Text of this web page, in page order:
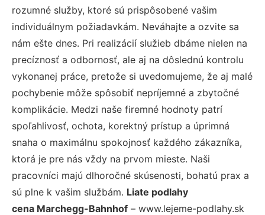
rozumné služby, ktoré sú prispôsobené vašim
individuálnym požiadavkám. Neváhajte a ozvite sa
nám ešte dnes. Pri realizácií služieb dbáme nielen na
precíznosť a odbornosť, ale aj na dôslednú kontrolu
vykonanej práce, pretože si uvedomujeme, že aj malé
pochybenie môže spôsobiť nepríjemné a zbytočné
komplikácie. Medzi naše firemné hodnoty patrí
spoľahlivosť, ochota, korektný prístup a úprimná
snaha o maximálnu spokojnosť každého zákazníka,
ktorá je pre nás vždy na prvom mieste. Naši
pracovníci majú dlhoročné skúsenosti, bohatú prax a
sú plne k vašim službám. Liate podlahy
cena Marchegg-Bahnhof – www.lejeme-podlahy.sk